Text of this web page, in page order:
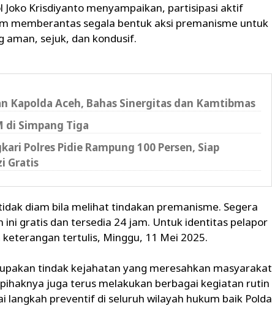
Joko Krisdiyanto menyampaikan, partisipasi aktif
memberantas segala bentuk aksi premanisme untuk
aman, sejuk, dan kondusif.
Kapolda Aceh, Bahas Sinergitas dan Kamtibmas
di Simpang Tiga
Polres Pidie Rampung 100 Persen, Siap
Gratis
diam bila melihat tindakan premanisme. Segera
ini gratis dan tersedia 24 jam. Untuk identitas pelapor
tertulis, Minggu, 11 Mei 2025.
tindak kejahatan yang meresahkan masyarakat
juga terus melakukan berbagai kegiatan rutin
langkah preventif di seluruh wilayah hukum baik Polda